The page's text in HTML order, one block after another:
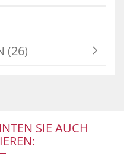
(26)
SIE AUCH